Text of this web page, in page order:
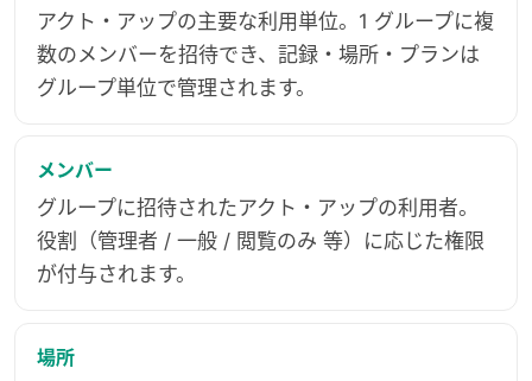
アクト・アップの主要な利用単位。1 グループに複
数のメンバーを招待でき、記録・場所・プランは
グループ単位で管理されます。
メンバー
グループに招待されたアクト・アップの利用者。
役割（管理者 / 一般 / 閲覧のみ 等）に応じた権限
が付与されます。
場所